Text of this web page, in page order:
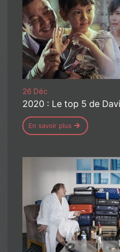
26 Déc
2020 : Le top 5 de
En savoir plus